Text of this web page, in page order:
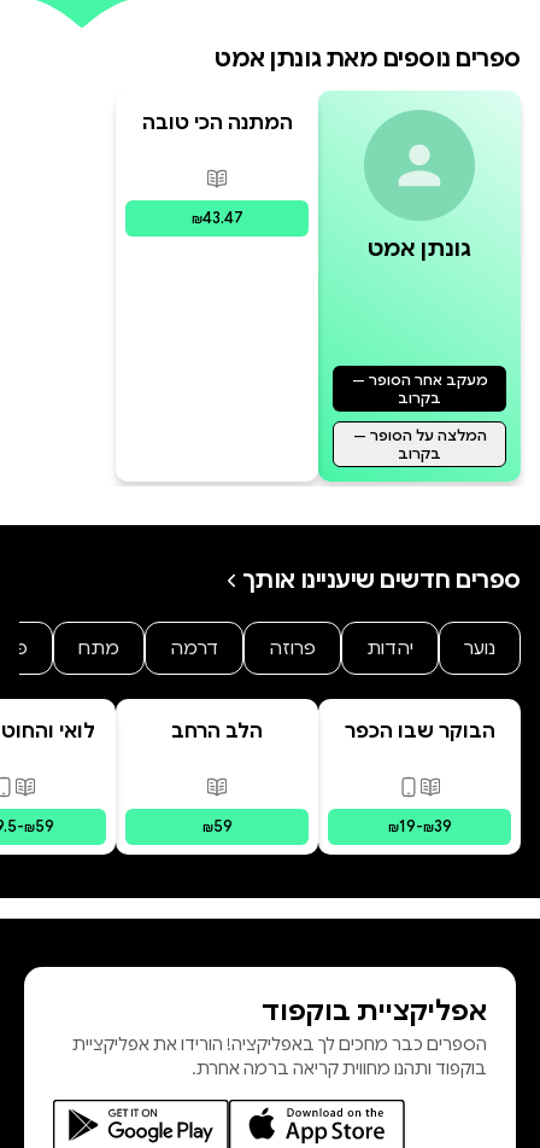
ספרים נוספים מאתגונתן אמט
גונתן אמט
מעקב אחר הסופר —
בקרוב
המלצה על הסופר —
בקרוב
המתנה הכי טובה
פורמטים זמינים
₪43.47
ספרים חדשים שיעניינו אותך
נוער יהדות פרוזה דרמה מתח
הבוקר שבו הכפר
פורמטים זמינים
מודפס, דיגיטלי
₪19-₪39
הלב הרחב
פורמטים זמינים מודפס
₪59
לואי
-₪59
אפליקציית בוקפוד
הספרים כבר מחכים לך באפליקציה! הורידו את אפליקציית
בוקפוד ותהנו מחווית קריאה ברמה אחרת.